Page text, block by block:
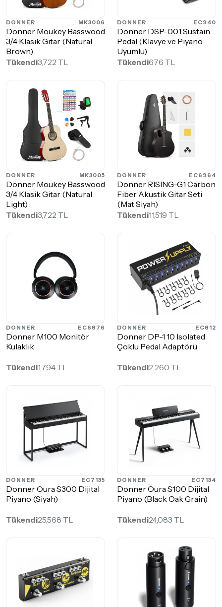
DONNER MK3006
Donner Moukey Basswood
3/4 Klasik Gitar (Natural
Brown)
Tükendi3,722 TL
DONNER EC940
Donner DSP-001 Sustain
Pedal (Klavye ve Piyano
Uyumlu)
Tükendi676 TL
DONNER MK3005
Donner Moukey Basswood
3/4 Klasik Gitar (Natural
Light)
Tükendi3,722 TL
DONNER EC6964
Donner RISING-G1 Carbon
Fiber Akustik Gitar Seti
(Mat Siyah)
Tükendi11,519 TL
DONNER EC6876
Donner M100 Monitör
Kulaklık
Tükendi1,794 TL
DONNER EC812
Donner DP-1 10 Isolated
Çoklu Pedal Adaptörü
Tükendi2,260 TL
DONNER EC7135
Donner Oura S300 Dijital
Piyano (Siyah)
Tükendi25,568 TL
DONNER EC7134
Donner Oura S100 Dijital
Piyano (Black Oak Grain)
Tükendi24,083 TL